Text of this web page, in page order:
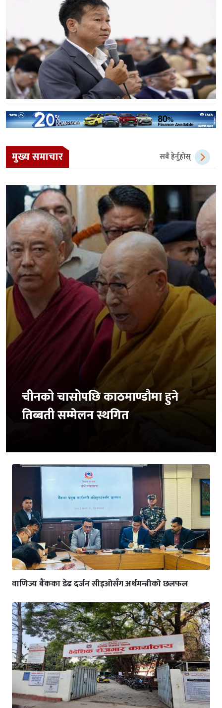
मुख्य समाचार सबै हेर्नुहोस्
चीनको चासोपछि काठमाण्डौमा हुने
तिब्बती सम्मेलन स्थगित
वाणिज्य बैंकका डेढ दर्जन सीइओसँग अर्थमन्त्रीको छलफल